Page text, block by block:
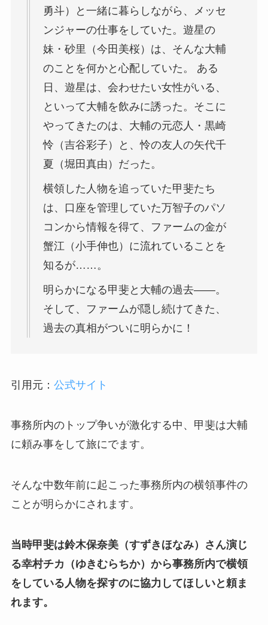
勇斗）と一緒に暮らしながら、メッセ
ンジャーの仕事をしていた。遊星の
妹・砂里（今田美桜）は、そんな大輔
のことを何かと心配していた。 ある
日、遊星は、会わせたい女性がいる、
といって大輔を飲みに誘った。そこに
やってきたのは、大輔の元恋人・黒崎
怜（吉谷彩子）と、怜の友人の矢代千
夏（堀田真由）だった。
横領した人物を追っていた甲斐たち
は、口座を管理していた万智子のパソ
コンから情報を得て、ファームの金が
蟹江（小手伸也）に流れていることを
知るが……。
明らかになる甲斐と大輔の過去――。
そして、ファームが隠し続けてきた、
過去の真相がついに明らかに！
引用元： 公式サイト
事務所内のトップ争いが激化する中、甲斐は大輔
に頼み事をして旅にでます。
そんな中数年前に起こった事務所内の横領事件の
ことが明らかにされます。
当時甲斐は鈴木保奈美（すずきほなみ）さん演じ
る幸村チカ（ゆきむらちか）から事務所内で横領
をしている人物を探すのに協力してほしいと頼ま
れます。